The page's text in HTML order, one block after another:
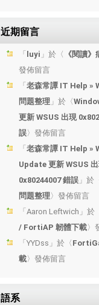
近期留言
「 luyi 」於〈 《閱讀
發佈留言
「 老森常譚 IT Help »
問題整理 」於〈
更新 WSUS 出現
誤〉發佈留言
「 老森常譚 IT Help »
Update 更新 WSUS
0x80244007 錯誤 」於
問題整理〉發佈留言
「 Aaron Leftwich 」於
/ FortiAP 韌體下載〉
「 YYDss 」於〈
載〉發佈留言
語系